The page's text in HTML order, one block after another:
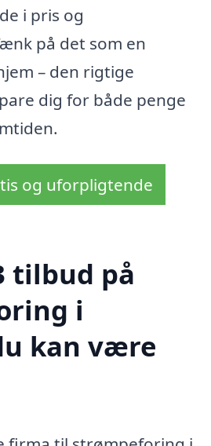
i pris og
på det som en
– den rigtige
dig for både penge
og uforpligtende
tilbud på
i
kan være